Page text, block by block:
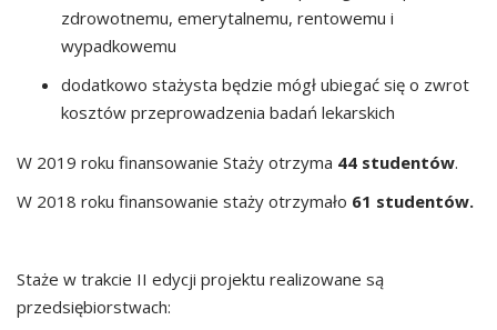
zdrowotnemu, emerytalnemu, rentowemu i
wypadkowemu
dodatkowo stażysta będzie mógł ubiegać się o zwrot
kosztów przeprowadzenia badań lekarskich
W 2019 roku finansowanie Staży otrzyma 44 studentów.
W 2018 roku finansowanie staży otrzymało 61 studentów.
Staże w trakcie II edycji projektu realizowane są
przedsiębiorstwach: